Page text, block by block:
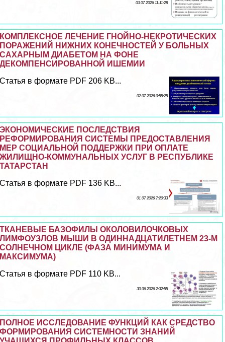
03 07 2026 11:11:28
КОМПЛЕКСНОЕ ЛЕЧЕНИЕ ГНОЙНО-НЕКРОТИЧЕСКИХ
ПОРАЖЕНИЙ НИЖНИХ КОНЕЧНОСТЕЙ У БОЛЬНЫХ
САХАРНЫМ ДИАБЕТОМ НА ФОНЕ
ДЕКОМПЕНСИРОВАННОЙ ИШЕМИИ
Статья в формате PDF 206 KB...
02 07 2026 0:55:25
ЭКОНОМИЧЕСКИЕ ПОСЛЕДСТВИЯ
РЕФОРМИРОВАНИЯ СИСТЕМЫ ПРЕДОСТАВЛЕНИЯ
МЕР СОЦИАЛЬНОЙ ПОДДЕРЖКИ ПРИ ОПЛАТЕ
ЖИЛИЩНО-КОММУНАЛЬНЫХ УСЛУГ В РЕСПУБЛИКЕ
ТАТАРСТАН
Статья в формате PDF 136 KB...
01 07 2026 7:20:33
ТКАНЕВЫЕ БАЗОФИЛЫ ОКОЛОВИЛОЧКОВЫХ
ЛИМФОУЗЛОВ МЫШИ В ОДИННАДЦАТИЛЕТНЕМ 23-М
СОЛНЕЧНОМ ЦИКЛЕ (ФАЗА МИНИМУМА И
МАКСИМУМА)
Статья в формате PDF 110 KB...
30 06 2026 2:32:55
ПОЛНОЕ ИССЛЕДОВАНИЕ ФУНКЦИЙ КАК СРЕДСТВО
ФОРМИРОВАНИЯ СИСТЕМНОСТИ ЗНАНИЙ